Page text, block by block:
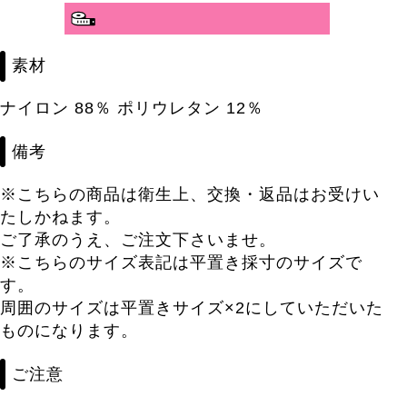
素材
ナイロン 88％ ポリウレタン 12％
備考
※こちらの商品は衛生上、交換・返品はお受けい
たしかねます。
ご了承のうえ、ご注文下さいませ。
※こちらのサイズ表記は平置き採寸のサイズで
す。
周囲のサイズは平置きサイズ×2にしていただいた
ものになります。
ご注意